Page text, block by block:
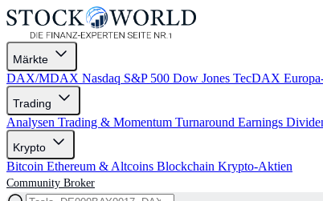
Märkte
DAX/MDAX Nasdaq S&P 500 Dow Jones TecDAX
Trading
Analysen Trading & Momentum Turnaround Earnings
Krypto
Bitcoin Ethereum & Altcoins Blockchain Krypto-Aktien
Community Broker